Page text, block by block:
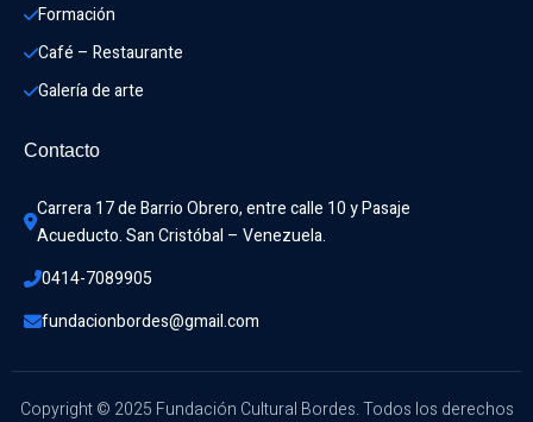
Formación
Café – Restaurante
Galería de arte
Contacto
Carrera 17 de Barrio Obrero, entre calle 10 y Pasaje
Acueducto. San Cristóbal – Venezuela.
0414-7089905
fundacionbordes@gmail.com
Copyright © 2025 Fundación Cultural Bordes. Todos los derechos